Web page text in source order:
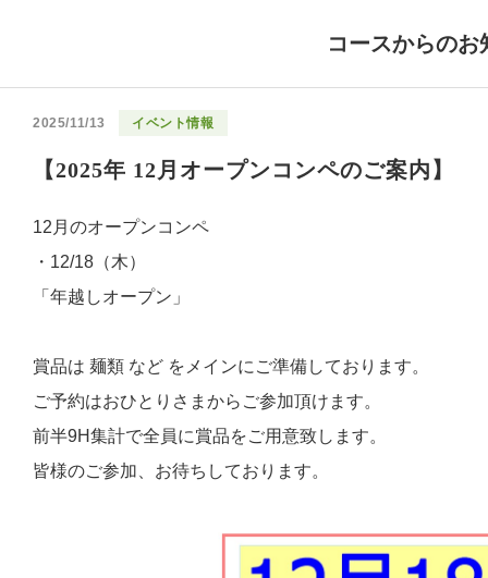
コースからのお
2025/11/13 イベント情報
【2025年 12月オープンコンペのご案内】
12月のオープンコンペ
・12/18（木）
「年越しオープン」
賞品は 麺類 など をメインにご準備しております。
ご予約はおひとりさまからご参加頂けます。
前半9H集計で全員に賞品をご用意致します。
皆様のご参加、お待ちしております。